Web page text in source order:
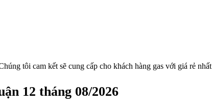
tôi cam kết sẽ cung cấp cho khách hàng gas với giá rẻ nhất
12 tháng 08/2026